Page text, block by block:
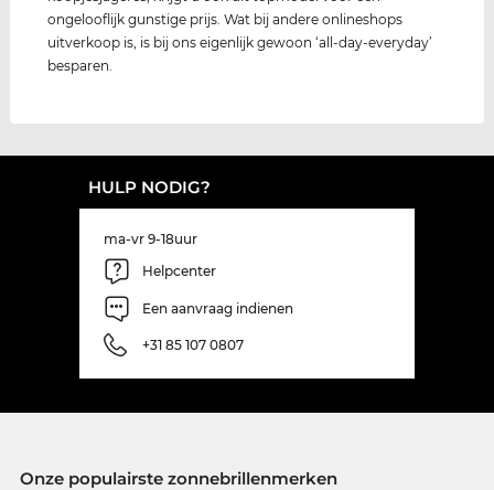
ongelooflijk gunstige prijs. Wat bij andere onlineshops
uitverkoop is, is bij ons eigenlijk gewoon ‘all-day-everyday’
besparen.
HULP NODIG?
ma-vr 9-18uur
Helpcenter
Een aanvraag indienen
+31 85 107 0807
Onze populairste zonnebrillenmerken